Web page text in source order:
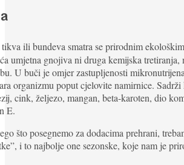
ili bundeva smatra se prirodnim
umjetna gnojiva ni druga kemijska tretiranja,
U buči je omjer zastupljenosti
organizmu poput cjelovite namirnice.
cink, željezo, mangan, beta-karoten, dio
E.
što posegnemo za dodacima prehrani,
i to najbolje one sezonske, koje nam je